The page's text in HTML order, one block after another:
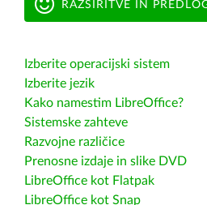
RAZŠIRITVE IN
Izberite operacijski sistem
Izberite jezik
Kako namestim LibreOffice?
Sistemske zahteve
Razvojne različice
Prenosne izdaje in slike DVD
LibreOffice kot Flatpak
LibreOffice kot Snap